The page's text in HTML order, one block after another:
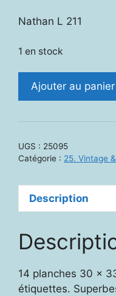
Nathan L 211
1 en stock
quantité
Pour
et
enrichir
l'expression
Ajouter au panier
UGS : 25095
Catégorie : 25. Vintage
Description
14 planches 30 x
étiquettes.